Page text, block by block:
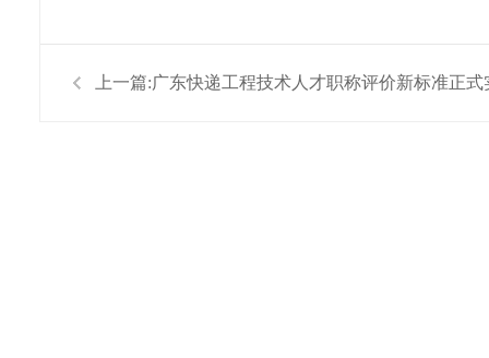
上一篇:广东快递工程技术人才职称评价新标准正式